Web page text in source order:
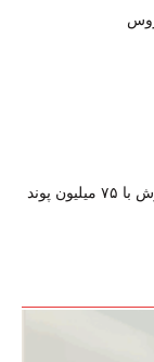
آرسنال در آستانه انفجار نقل‌وانتقالات؛ برونو گیمارش با ۷۵ میلیون پوند